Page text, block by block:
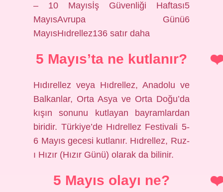
– 10 Mayısİş Güvenliği Haftası5
MayısAvrupa Günü6
MayısHıdrellez136 satır daha
5 Mayıs’ta ne kutlanır?
Hıdırellez veya Hıdrellez, Anadolu ve
Balkanlar, Orta Asya ve Orta Doğu’da
kışın sonunu kutlayan bayramlardan
biridir. Türkiye’de Hıdrellez Festivali 5-
6 Mayıs gecesi kutlanır. Hıdrellez, Ruz-
ı Hızır (Hızır Günü) olarak da bilinir.
5 Mayıs olayı ne?